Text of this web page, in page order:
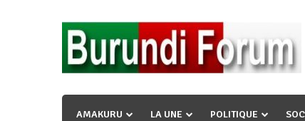
« Ingorane si ugupfa , ingorane ni ugupfa nabi
uzopfire neza umuryango n’igihugu cakwibarutse
AMAKURU LA UNE POLITIQUE